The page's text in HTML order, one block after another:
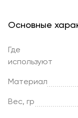
Основные
Где
используют
Материал
Вес, гр